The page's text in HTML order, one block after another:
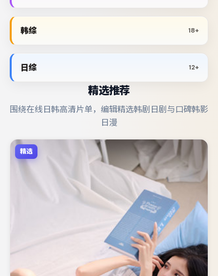
韩综 18+
日综 12+
精选推荐
围绕在线日韩高清片单，编辑精选韩剧日剧与口碑韩影
日漫
精选